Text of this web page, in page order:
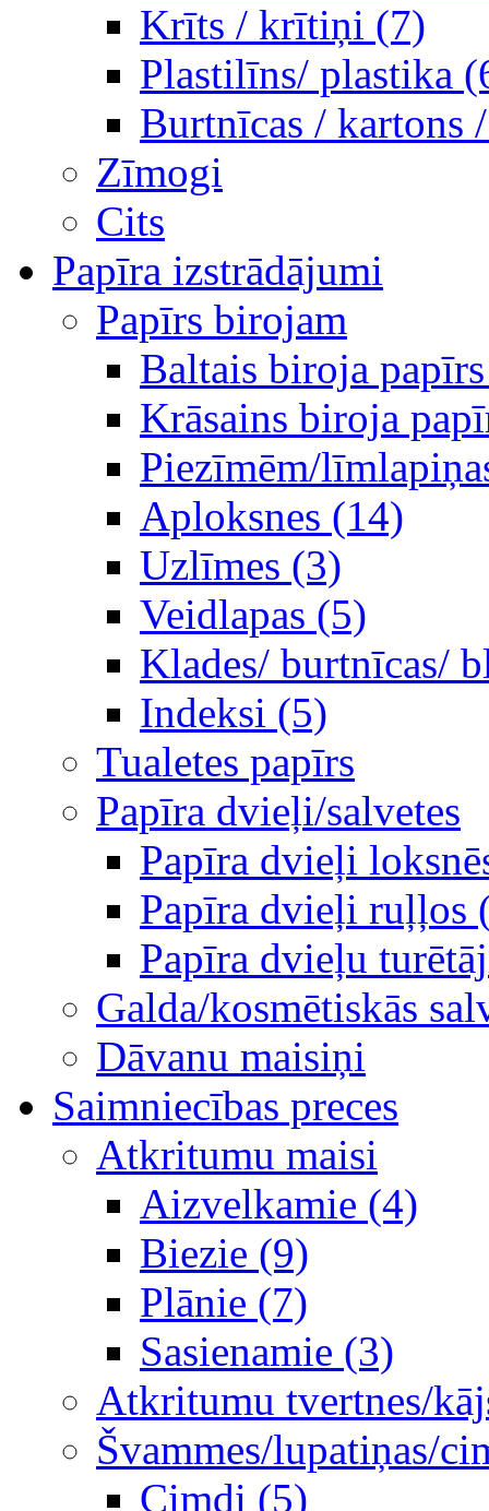
Krīts / krītiņi (7)
Plastilīns/ plastika
Burtnīcas / kartons
Zīmogi
Cits
Papīra izstrādājumi
Papīrs birojam
Baltais biroja
Krāsains biroja
Piezīmēm/
Aploksnes (14)
Uzlīmes (3)
Veidlapas (5)
Klades/ burtnīcas/
Indeksi (5)
Tualetes papīrs
Papīra dvieļi/salvetes
Papīra dvieļi
Papīra dvieļi ruļļos
Papīra dvieļu
Galda/kosmētiskās
Dāvanu maisiņi
Saimniecības preces
Atkritumu maisi
Aizvelkamie (4)
Biezie (9)
Plānie (7)
Sasienamie (3)
Atkritumu tvertnes/
Švammes/lupatiņas/
Cimdi (5)